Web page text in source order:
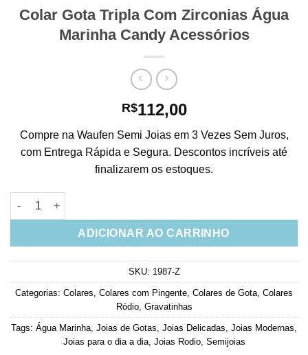
Colar Gota Tripla Com Zirconias Água
Marinha Candy Acessórios
R$112,00
Compre na Waufen Semi Joias em 3 Vezes Sem Juros,
com Entrega Rápida e Segura. Descontos incríveis até
finalizarem os estoques.
Colar Gota Tripla Com Zirconias Água Marinha Candy
ADICIONAR AO CARRINHO
SKU: 1987-Z
Categorias: Colares Colares com Pingente Colares de Gota Colares
Ródio, Gravatinhas
Tags: Água Marinha Joias de Gotas Joias Delicadas Joias Modernas
Joias para o dia a dia, Joias Rodio, Semijoias